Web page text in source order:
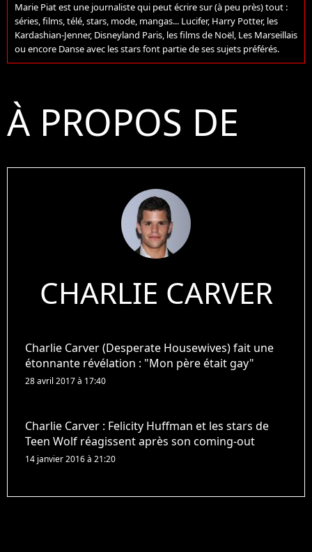
Marie Piat est une journaliste qui peut écrire sur (à peu près) tout :
séries, films, télé, stars, mode, mangas... Lucifer, Harry Potter, les
Kardashian-Jenner, Disneyland Paris, les films de Noël, Les Marseillais
ou encore Danse avec les stars font partie de ses sujets préférés.
À PROPOS DE
CHARLIE CARVER
Charlie Carver (Desperate Housewives) fait une
étonnante révélation : "Mon père était gay"
28 avril 2017 à 17:40
Charlie Carver : Felicity Huffman et les stars de
Teen Wolf réagissent après son coming-out
14 janvier 2016 à 21:20